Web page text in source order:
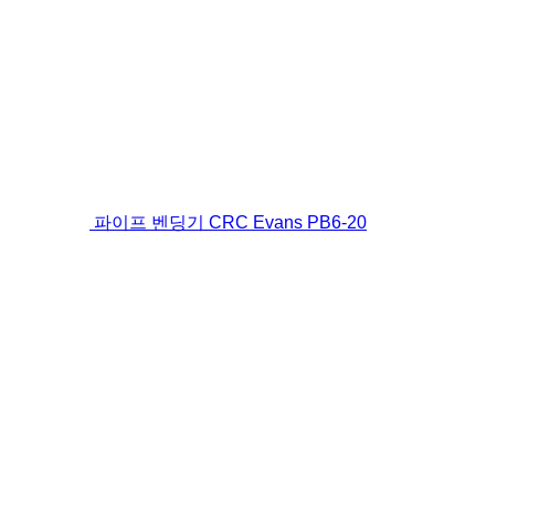
파이프 벤딩기 CRC Evans PB6-20